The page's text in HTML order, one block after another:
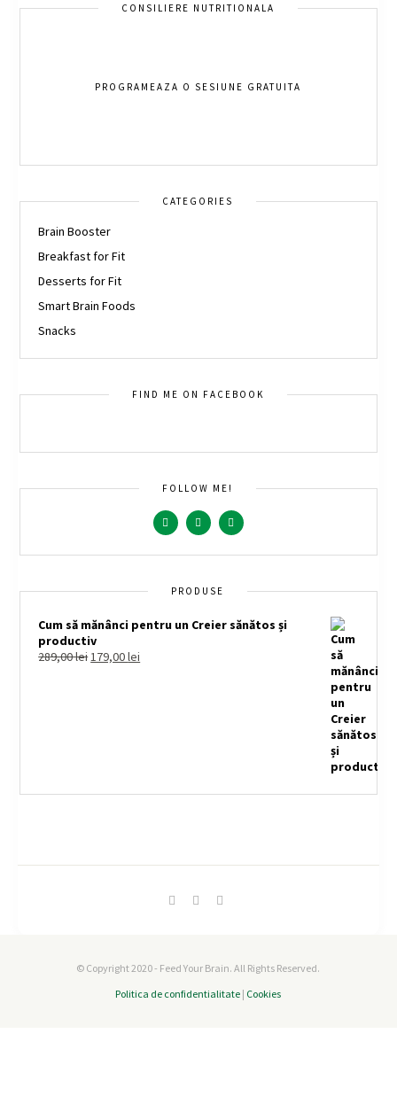
CONSILIERE NUTRITIONALA
PROGRAMEAZA O SESIUNE GRATUITA
CATEGORIES
Brain Booster
Breakfast for Fit
Desserts for Fit
Smart Brain Foods
Snacks
FIND ME ON FACEBOOK
FOLLOW ME!
PRODUSE
Cum să mănânci pentru un Creier sănătos și
productiv
289,00lei179,00lei
© Copyright 2020 - Feed Your Brain. All Rights Reserved.
Politica de confidentialitate | Cookies